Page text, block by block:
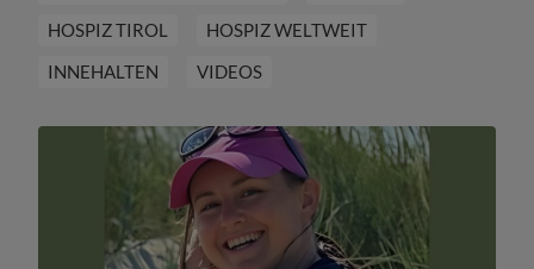
HOSPIZ TIROL
HOSPIZ WELTWEIT
INNEHALTEN
VIDEOS